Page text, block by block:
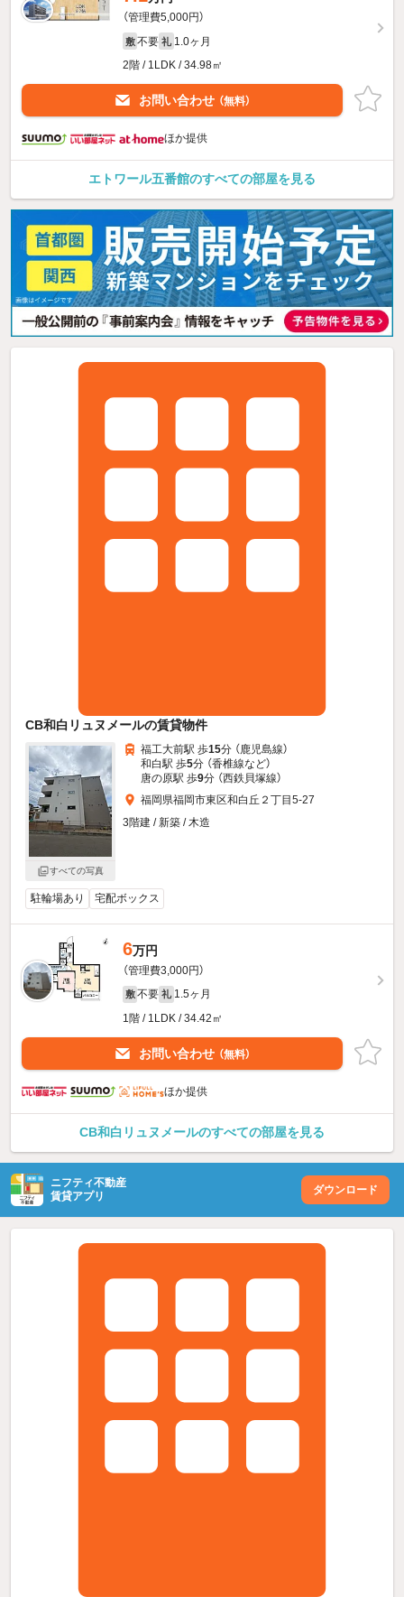
（管理費5,000円）
敷 不要 礼 1.0ヶ月
2階 / 1LDK / 34.98㎡
お問い合わせ （無料）
ほか提供
エトワール五番館のすべての部屋を見る
CB和白リュヌメールの賃貸物件
すべての写真
福工大前駅 歩15分 （鹿児島線）
和白駅 歩5分 （香椎線など）
唐の原駅 歩9分 （西鉄貝塚線）
福岡県福岡市東区和白丘２丁目5-27
3階建 / 新築 / 木造
駐輪場あり 宅配ボックス
6万円
（管理費3,000円）
敷 不要 礼 1.5ヶ月
1階 / 1LDK / 34.42㎡
お問い合わせ （無料）
ほか提供
CB和白リュヌメールのすべての部屋を見る
ニフティ不動産
賃貸アプリ
ダウンロード